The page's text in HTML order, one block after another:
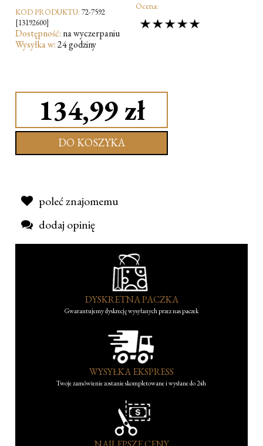
KOD PRODUKTU: 72-7592
[13192600]
Dostępność: na wyczerpaniu
Wysyłka w:24 godziny
Ocena:
134,99 zł
DO KOSZYKA
poleć znajomemu
dodaj opinię
DYSKRETNA PACZKA
Gwarantujemy dyskrecję wysyłanych przez nas paczek
WYSYŁKA EKSPRESS
Twoje zamówienie zostanie skompletowane i wysłane do 24h